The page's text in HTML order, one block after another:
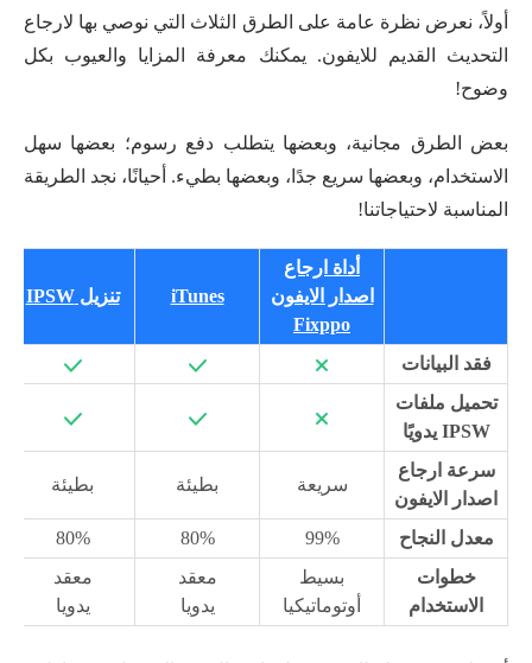
أولاً، نعرض نظرة عامة على الطرق الثلاث التي نوصي بها لارجاع
التحديث القديم للايفون. يمكنك معرفة المزايا والعيوب بكل
وضوح!
بعض الطرق مجانية، وبعضها يتطلب دفع رسوم؛ بعضها سهل
الاستخدام، وبعضها سريع جدًا، وبعضها بطيء. أحيانًا، نجد الطريقة
المناسبة لاحتياجاتنا!
أداة ارجاع
اصدار الايفون
Fixppo
iTunes تنزيل IPSW
فقد البيانات
تحميل ملفات
IPSW يدويًا
سرعة ارجاع
اصدار الايفون
سريعة بطيئة بطيئة
معدل النجاح 99%
80%
80%
خطوات
الاستخدام
بسيط
أوتوماتيكيا
معقد
يدويا
معقد
يدويا